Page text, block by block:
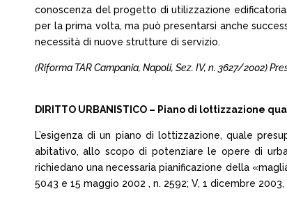
conoscenza del progetto di utilizzazione
per la prima volta, ma può presentarsi anche
necessità di nuove strutture di servizio.
(Riforma TAR Campania, Napoli, Sez. IV, n. 3627/2002)
DIRITTO URBANISTICO – Piano di lottizzazione
L’esigenza di un piano di lottizzazione, quale
abitativo, allo scopo di potenziare le opere di
richiedano una necessaria pianificazione della
5043 e 15 maggio 2002 , n. 2592; V, 1 dicembre